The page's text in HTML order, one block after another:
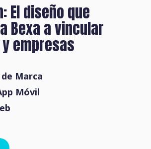
El diseño que
Bexa a vincular
empresas
Marca
Móvil